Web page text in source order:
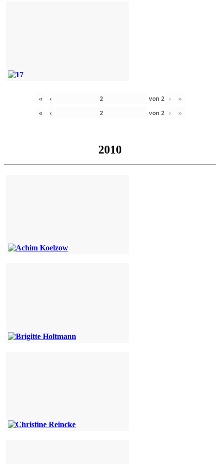
« ‹ von 2 ›
»
«
‹ von 2 › »
2010